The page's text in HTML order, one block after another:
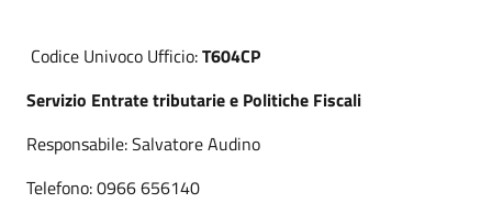
Codice Univoco Ufficio:T604CP
Servizio Entrate tributarie e Politiche Fiscali
Responsabile: Salvatore Audino
Telefono: 0966 656140